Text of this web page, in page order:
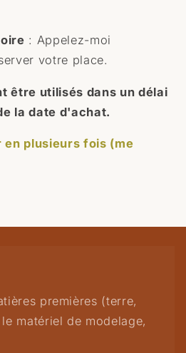
: Appelez-moi
votre place.
être utilisés dans un délai
la date d'achat.
en plusieurs fois (me
premières (terre,
matériel de modelage,